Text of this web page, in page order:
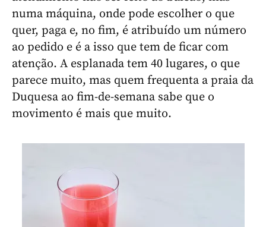
numa máquina, onde pode escolher o que
quer, paga e, no fim, é atribuído um número
ao pedido e é a isso que tem de ficar com
atenção. A esplanada tem 40 lugares, o que
parece muito, mas quem frequenta a praia da
Duquesa ao fim-de-semana sabe que o
movimento é mais que muito.